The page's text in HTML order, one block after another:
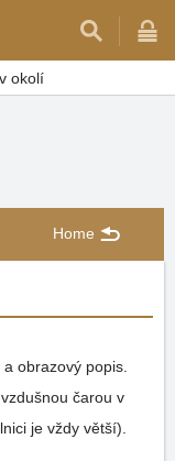
okolí
Home
obrazový popis.
čarou v
je vždy větší).